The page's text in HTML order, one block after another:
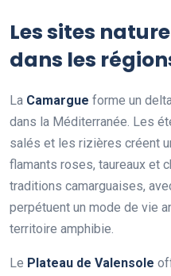
Les sites
dans les
La Camargue forme un
dans la Méditerranée. Les
salés et les rizières créent
flamants roses, taureaux et
traditions camarguaises,
perpétuent un mode de vie
territoire amphibie.
Le Plateau de Valensole